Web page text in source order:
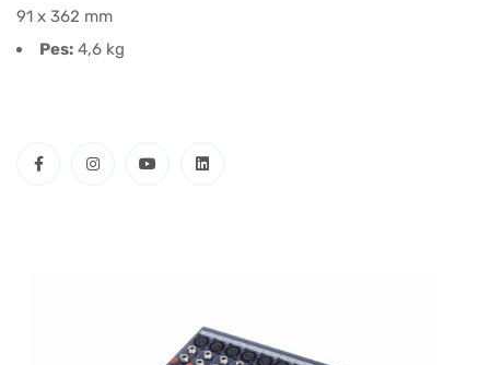
91 x 362 mm
Pes: 4,6 kg